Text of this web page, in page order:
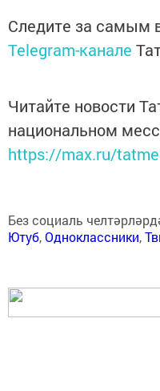
Следите за самым
Telegram-канале
Читайте новости
национальном
https://max.ru/
Без социаль
Ютуб,Одноклассники,